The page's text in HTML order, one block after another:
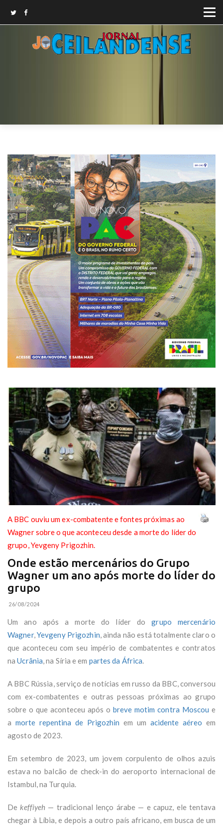
A BBC ouviu um ex-combatente e fontes próximas ao
Wagner sobre o que aconteceu desde a morte do líder do
grupo, Yevgeny Prigozhin.
Onde estão mercenários do Grupo
Wagner um ano após morte do líder do
grupo
26/08/2024
Um ano após a morte do líder dogrupo mercenário
Wagner, Yevgeny Prigozhin , ainda não está totalmente claro o
que aconteceu com seu império de combatentes e contratos
naUcrânia , na Síria e em partes da África
A BBC Rússia, serviço de notícias em russo da BBC, conversou
com ex-combatentes e outras pessoas próximas ao grupo
sobre o que aconteceu após o breve motim contra Moscou e
a morte repentina de Prigozhin em um acidente aéreo em
agosto de 2023.
Em setembro de 2023, um jovem corpulento de olhos azuis
estava no balcão de check-in do aeroporto internacional de
Istambul, na Turquia.
De keffiyeh — tradicional lenço árabe — e capuz, ele tentava
chegar à Líbia, e depois a outro país africano, em busca de um